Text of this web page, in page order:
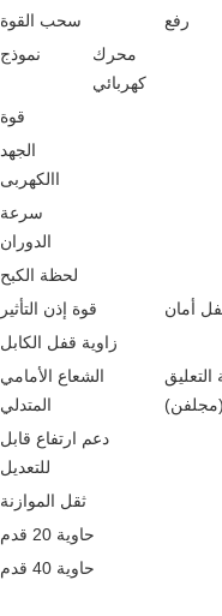
رفع
سحب القوة
محرك
كهربائي
نموذج
قوة
الجهد
االكهربى
سرعة
الدوران
لحظة الكبح
أمان
قوة إذن التأثير
زاوية قفل الكابل
التعليق
(مجلفن)
الشعاع الأمامي
المتدلي
دعم ارتفاع قابل
للتعديل
ثقل الموازنة
حاوية 20 قدم
حاوية 40 قدم